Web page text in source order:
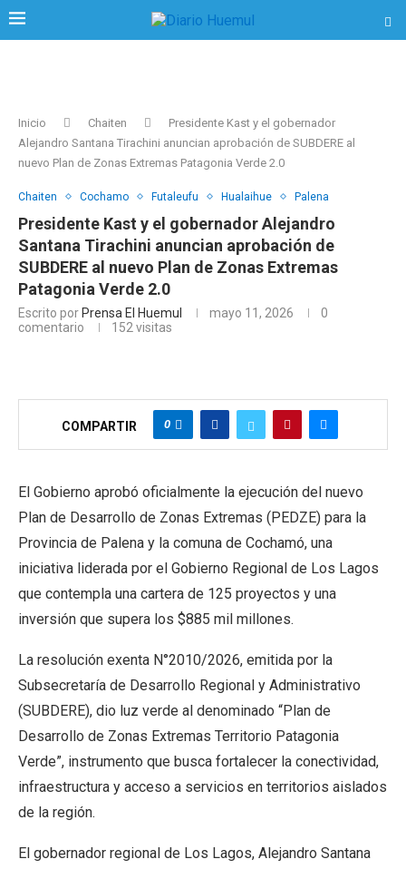
Inicio Chaiten
Presidente Kast y el gobernador
Alejandro Santana Tirachini anuncian aprobación de SUBDERE al
nuevo Plan de Zonas Extremas Patagonia Verde 2.0
Chaiten Cochamo Futaleufu Hualaihue Palena
Presidente Kast y el gobernador Alejandro
Santana Tirachini anuncian aprobación de
SUBDERE al nuevo Plan de Zonas Extremas
Patagonia Verde 2.0
Escrito por Prensa El Huemul mayo 11, 2026
0
comentario
152 visitas
COMPARTIR 0
El Gobierno aprobó oficialmente la ejecución del nuevo
Plan de Desarrollo de Zonas Extremas (PEDZE) para la
Provincia de Palena y la comuna de Cochamó, una
iniciativa liderada por el Gobierno Regional de Los Lagos
que contempla una cartera de 125 proyectos y una
inversión que supera los $885 mil millones.
La resolución exenta N°2010/2026, emitida por la
Subsecretaría de Desarrollo Regional y Administrativo
(SUBDERE), dio luz verde al denominado “Plan de
Desarrollo de Zonas Extremas Territorio Patagonia
Verde”, instrumento que busca fortalecer la conectividad,
infraestructura y acceso a servicios en territorios aislados
de la región.
El gobernador regional de Los Lagos, Alejandro Santana